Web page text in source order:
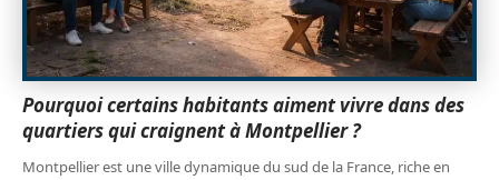
Pourquoi certains habitants aiment vivre dans des
quartiers qui craignent à Montpellier ?
Montpellier est une ville dynamique du sud de la France, riche en